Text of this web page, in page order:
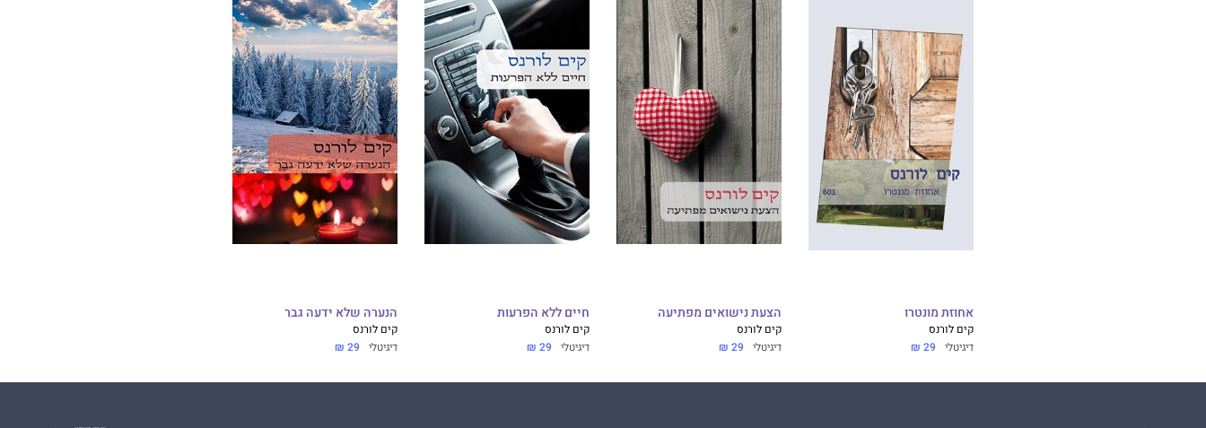
אחוזת מונטרו
קים לורנס
דיגיטלי 29 ₪
הצעת נישואים מפתיעה
קים לורנס
דיגיטלי 29 ₪
חיים ללא הפרעות
קים לורנס
דיגיטלי 29 ₪
הנערה שלא ידעה גבר
קים לורנס
דיגיטלי 29 ₪